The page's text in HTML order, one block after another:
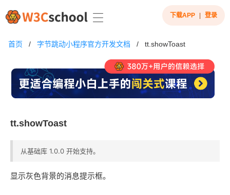
下载APP 登录
首页 / 字节跳动小程序官方开发文档 / tt.showToast
tt.showToast
从基础库 1.0.0 开始支持。
显示灰色背景的消息提示框。